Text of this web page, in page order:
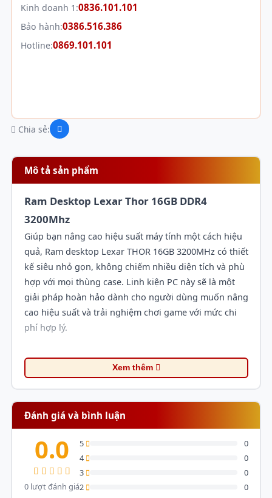
Kinh doanh 1:0836.101.101
Bảo hành:0386.516.386
Hotline:0869.101.101
Chia sẻ:
Mô tả sản phẩm
Ram Desktop Lexar Thor 16GB DDR4
3200Mhz
Giúp bạn nâng cao hiệu suất máy tính một cách hiệu
quả, Ram desktop Lexar THOR 16GB 3200MHz có thiết
kế siêu nhỏ gọn, không chiếm nhiều diện tích và phù
hợp với mọi thùng case. Linh kiện PC này sẽ là một
giải pháp hoàn hảo dành cho người dùng muốn nâng
cao hiệu suất và trải nghiệm chơi game với mức chi
phí hợp lý.
Xem thêm
Đánh giá và bình luận
0.0
0 lượt đánh giá
5
0
4
0
3
0
2
0